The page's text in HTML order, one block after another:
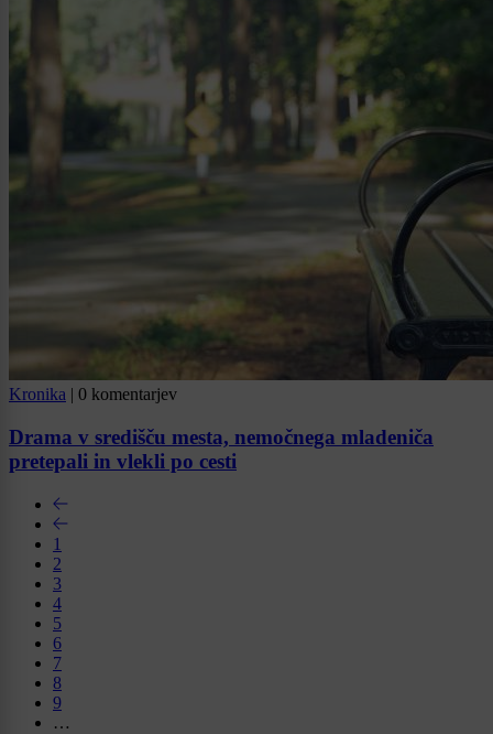
Kronika | 0 komentarjev
Drama v središču mesta, nemočnega mladeniča
pretepali in vlekli po cesti
1
2
3
4
5
6
7
8
9
…